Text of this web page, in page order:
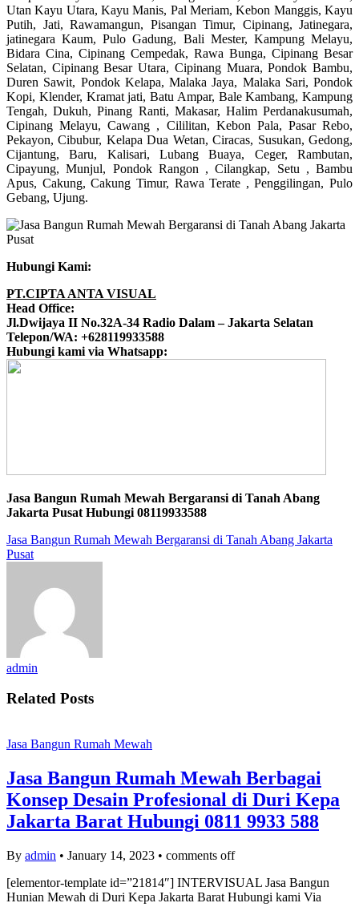
Utan Kayu Utara, Kayu Manis, Pal Meriam, Kebon Manggis, Kayu
Putih, Jati, Rawamangun, Pisangan Timur, Cipinang, Jatinegara,
jatinegara Kaum, Pulo Gadung, Bali Mester, Kampung Melayu,
Bidara Cina, Cipinang Cempedak, Rawa Bunga, Cipinang Besar
Selatan, Cipinang Besar Utara, Cipinang Muara, Pondok Bambu,
Duren Sawit, Pondok Kelapa, Malaka Jaya, Malaka Sari, Pondok
Kopi, Klender, Kramat jati, Batu Ampar, Bale Kambang, Kampung
Tengah, Dukuh, Pinang Ranti, Makasar, Halim Perdanakusumah,
Cipinang Melayu, Cawang , Cililitan, Kebon Pala, Pasar Rebo,
Pekayon, Cibubur, Kelapa Dua Wetan, Ciracas, Susukan, Gedong,
Cijantung, Baru, Kalisari, Lubang Buaya, Ceger, Rambutan,
Cipayung, Munjul, Pondok Rangon , Cilangkap, Setu , Bambu
Apus, Cakung, Cakung Timur, Rawa Terate , Penggilingan, Pulo
Gebang, Ujung.
Hubungi Kami:
PT.CIPTA ANTA VISUAL
Head Office:
Jl.Dwijaya II No.32A-34 Radio Dalam – Jakarta Selatan
Telepon/WA: +628119933588
Hubungi kami via Whatsapp:
Jasa Bangun Rumah Mewah Bergaransi di Tanah Abang
Jakarta Pusat Hubungi 08119933588
Jasa Bangun Rumah Mewah Bergaransi di Tanah Abang Jakarta
Pusat
admin
Related Posts
Jasa Bangun Rumah Mewah
Jasa Bangun Rumah Mewah Berbagai
Konsep Desain Profesional di Duri Kepa
Jakarta Barat Hubungi 0811 9933 588
By admin • January 14, 2023 • comments off
[elementor-template id=”21814″] INTERVISUAL Jasa Bangun
Hunian Mewah di Duri Kepa Jakarta Barat Hubungi kami Via